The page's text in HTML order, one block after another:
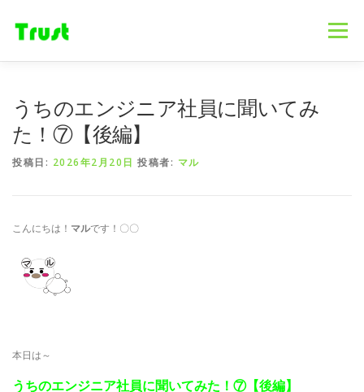
メニュー
うちのエンジニア社員に聞いてみ
た！⑦【後編】
投稿日: 2026年2月20日 投稿者: マル
こんにちは！ マルです！〇〇
本日は～
うちのエンジニア社員に聞いてみた！⑦【後編】